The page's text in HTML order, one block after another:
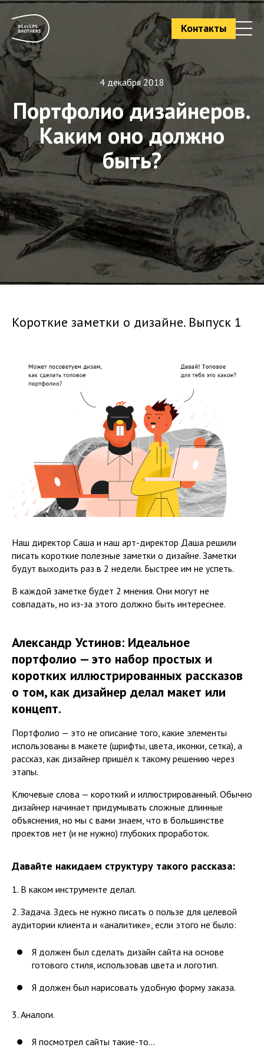
Контакты
4 декабря 2018
Портфолио дизайнеров.
Каким оно должно
быть?
Короткие заметки о дизайне. Выпуск 1
Наш директор Саша и наш арт-директор Даша решили
писать короткие полезные заметки о дизайне. Заметки
будут выходить раз в 2 недели. Быстрее им не успеть.
В каждой заметке будет 2 мнения. Они могут не
совпадать, но из-за этого должно быть интереснее.
Александр Устинов: Идеальное
портфолио — это набор простых и
коротких иллюстрированных рассказов
о том, как дизайнер делал макет или
концепт.
Портфолио — это не описание того, какие элементы
использованы в макете (шрифты, цвета, иконки, сетка), а
рассказ, как дизайнер пришёл к такому решению через
этапы.
Ключевые слова — короткий и иллюстрированный. Обычно
дизайнер начинает придумывать сложные длинные
объяснения, но мы с вами знаем, что в большинстве
проектов нет (и не нужно) глубоких проработок.
Давайте накидаем структуру такого рассказа:
1. В каком инструменте делал.
2. Задача. Здесь не нужно писать о пользе для целевой
аудитории клиента и «аналитике», если этого не было:
Я должен был сделать дизайн сайта на основе
готового стиля, использовав цвета и логотип.
Я должен был нарисовать удобную форму заказа.
3. Аналоги.
Я посмотрел сайты такие-то...